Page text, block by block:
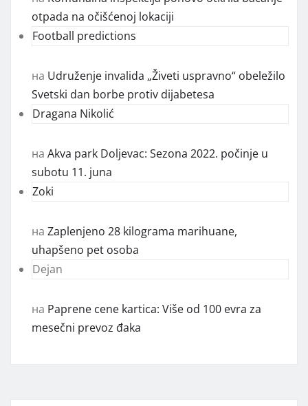
otpada na očišćenoj lokaciji
Football predictions
на Udruženje invalida „Živeti uspravno“ obeležilo
Svetski dan borbe protiv dijabetesa
Dragana Nikolić
на Akva park Doljevac: Sezona 2022. počinje u
subotu 11. juna
Zoki
на Zaplenjeno 28 kilograma marihuane,
uhapšeno pet osoba
Dejan
на Paprene cene kartica: Više od 100 evra za
mesečni prevoz đaka